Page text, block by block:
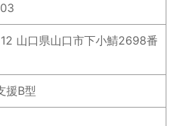
山口県山口市下小鯖2698番
援B型